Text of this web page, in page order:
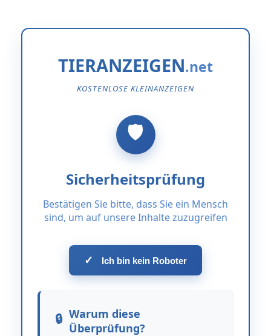
TIERANZEIGEN
KOSTENLOSE KLEINANZEIGEN
Sicherheitsprüfung
Bestätigen Sie bitte, dass Sie ein Mensch
sind, um auf unsere Inhalte zuzugreifen
✓ Ich bin kein Roboter
Warum diese
Überprüfung?